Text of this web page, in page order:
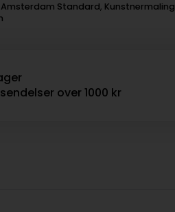
Amsterdam Standard, Kunstnermaling
over 1000 kr